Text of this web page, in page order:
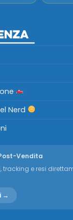
Nerd
Vendita
tracking e resi
→